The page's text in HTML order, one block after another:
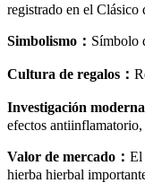
registrado en el Clásico
Simbolismo ： Símbolo
Cultura de regalos ：
Investigación moderna
efectos
Valor de mercado ： El
hierba hierbal